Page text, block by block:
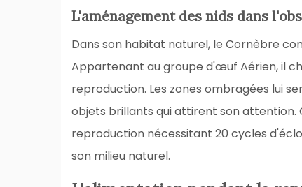
L'aménagement des nids dans
Dans son habitat naturel, le Cornèbre
Appartenant au groupe d'œuf Aérien, il
reproduction. Les zones ombragées lui
objets brillants qui attirent son
reproduction nécessitant 20 cycles
son milieu naturel.